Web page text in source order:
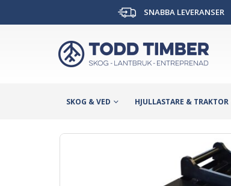
SNABBA LEVERANSER
SKOG & VED HJULLASTARE & TRAKTOR